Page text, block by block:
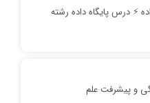
⚡️ درس پایگاه داده رشته
و پیشرفت علم